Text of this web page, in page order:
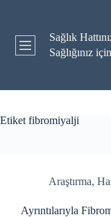
Sağlık
Sağlığınız
Etiket fibromiyalji
Araştırma,
Ayrıntılarıyla